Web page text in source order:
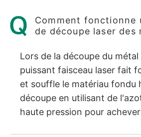
Comment fonctionne
de découpe laser des
Lors de la découpe du métal
puissant faisceau laser fait
et souffle le matériau fondu
découpe en utilisant de
haute pression pour